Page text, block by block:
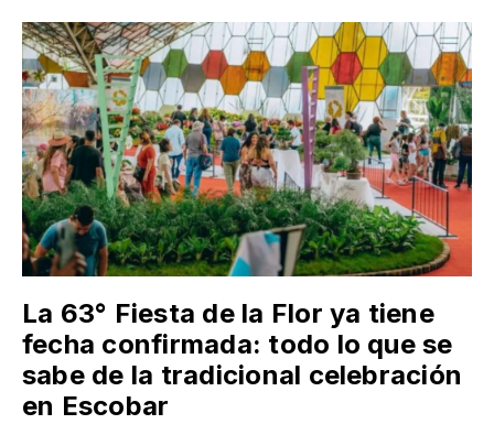
La 63° Fiesta de la Flor ya tiene
fecha confirmada: todo lo que se
sabe de la tradicional celebración
en Escobar